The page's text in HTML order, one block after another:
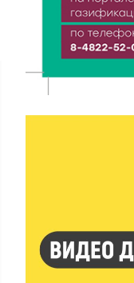
6 Авг 2026
В Твери
колледжи
кешбэка
Тверские
6 Авг 2026